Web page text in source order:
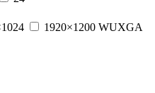
1920×1200 WUXGA